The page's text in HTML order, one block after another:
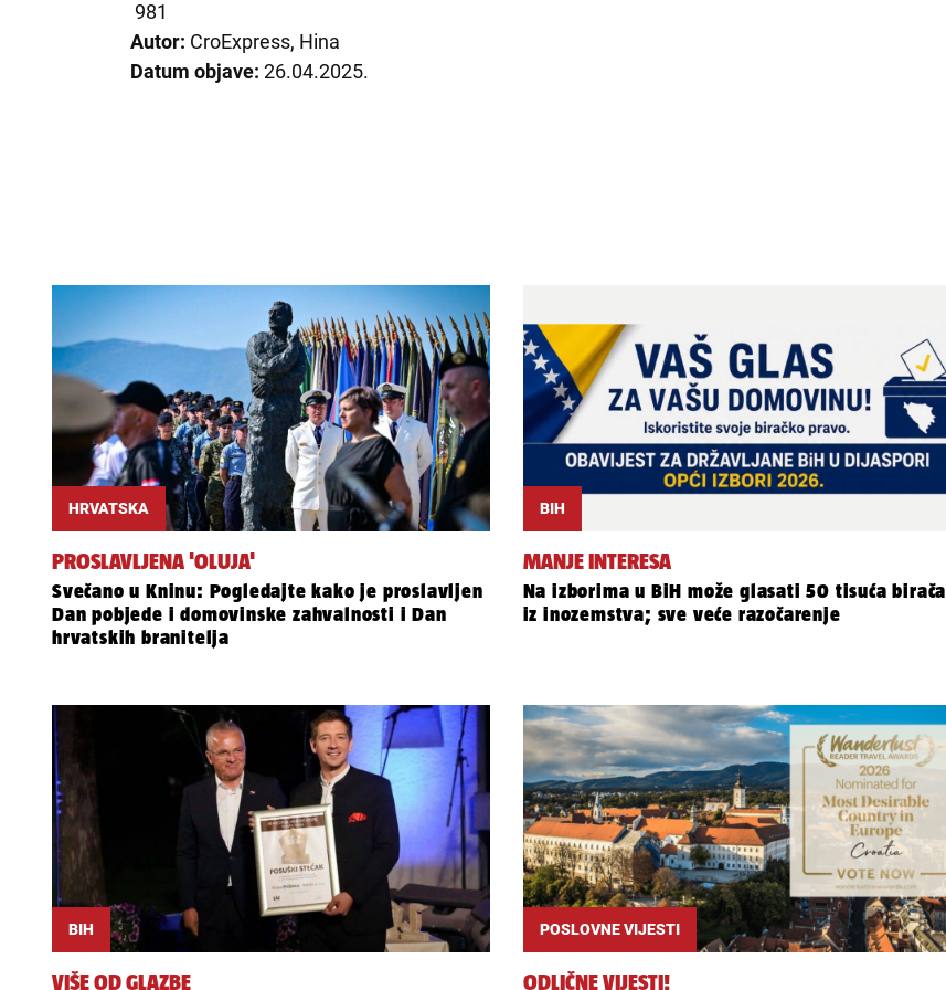
981
Autor: CroExpress, Hina
Datum objave:26.04.2025.
HRVATSKA
PROSLAVLJENA 'OLUJA'
Svečano u Kninu: Pogledajte kako je proslavljen
Dan pobjede i domovinske zahvalnosti i Dan
hrvatskih branitelja
BIH
MANJE INTERESA
Na izborima u BiH može glasati 50 tisuća birača
iz inozemstva; sve veće razočarenje
BIH
VIŠE OD GLAZBE
POSLOVNE VIJESTI
ODLIČNE VIJESTI!